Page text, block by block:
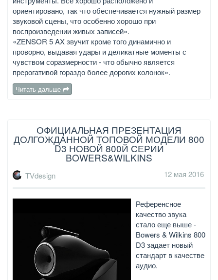
ориентировано, так что обеспечивается нужный размер
звуковой сцены, что особенно хорошо при
воспроизведении живых записей».
«ZENSOR 5 AX звучит кроме того динамично и
проворно, выдавая удары и деликатные моменты с
чувством соразмерности - что обычно является
прерогативой гораздо более дорогих колонок».
Читать дальше
ОФИЦИАЛЬНАЯ ПРЕЗЕНТАЦИЯ
ДОЛГОЖДАННОЙ ТОПОВОЙ МОДЕЛИ 800
D3 НОВОЙ 800Й СЕРИИ
BOWERS&WILKINS
TVdesign 12 мая 2016
Референсное
качество звука
стало еще выше -
Bowers & Wilkins 800
D3 задает новый
стандарт в качестве
аудио.